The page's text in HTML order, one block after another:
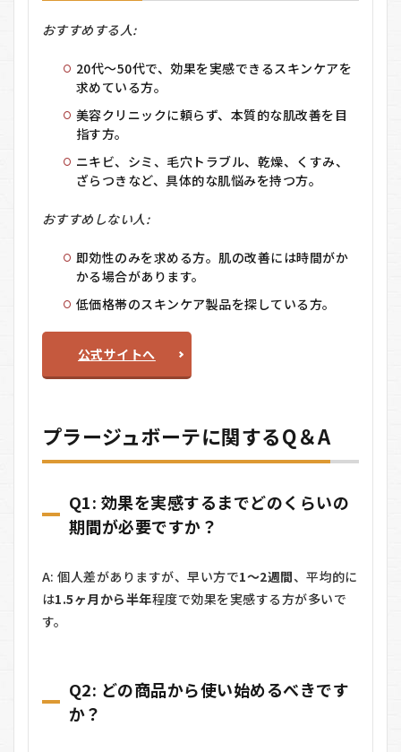
おすすめする人:
20代〜50代で、効果を実感できるスキンケアを
求めている方。
美容クリニックに頼らず、本質的な肌改善を目
指す方。
ニキビ、シミ、毛穴トラブル、乾燥、くすみ、
ざらつきなど、具体的な肌悩みを持つ方。
おすすめしない人:
即効性のみを求める方。肌の改善には時間がか
かる場合があります。
低価格帯のスキンケア製品を探している方。
公式サイトへ
プラージュボーテに関するQ＆A
Q1: 効果を実感するまでどのくらいの
期間が必要ですか？
A: 個人差がありますが、早い方で1～2週間、平均的に
は1.5ヶ月から半年程度で効果を実感する方が多いで
す。
Q2: どの商品から使い始めるべきです
か？